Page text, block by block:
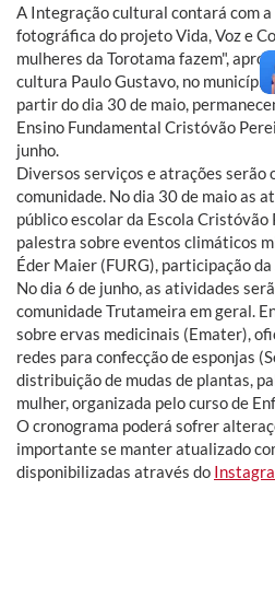
A Integração cultural contará com
fotográfica do projeto Vida, Voz e
mulheres da Torotama fazem",
cultura Paulo Gustavo, no
partir do dia 30 de maio,
Ensino Fundamental Cristóvão
junho.
Diversos serviços e atrações serão
comunidade. No dia 30 de maio as
público escolar da Escola Cristóvão
palestra sobre eventos climáticos
Éder Maier (FURG), participação da
No dia 6 de junho, as atividades
comunidade Trutameira em geral.
sobre ervas medicinais (Emater),
redes para confecção de esponjas
distribuição de mudas de plantas,
mulher, organizada pelo curso de
O cronograma poderá sofrer
importante se manter atualizado
disponibilizadas através do